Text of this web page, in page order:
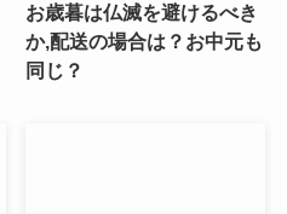
お歳暮は仏滅を避けるべき
か,配送の場合は？お中元も
同じ？